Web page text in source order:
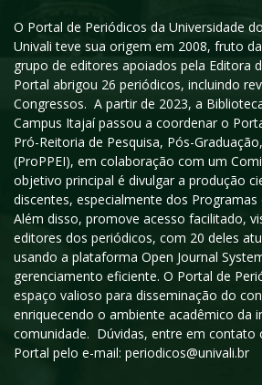
O Portal de Periódicos da Universidade
Univali teve sua origem em 2008, fruto
grupo de editores apoiados pela Editora
Portal abrigou 26 periódicos, incluindo
Congressos. A partir de 2023, a
Campus Itajaí passou a coordenar o
Pró-Reitoria de Pesquisa, Pós-
(ProPPEI), em colaboração com um
objetivo principal é divulgar a produção
discentes, especialmente dos Programas
Além disso, promove acesso facilitado,
editores dos periódicos, com 20 deles
usando a plataforma Open Journal
gerenciamento eficiente. O Portal de
espaço valioso para disseminação do
enriquecendo o ambiente acadêmico da
comunidade. Dúvidas, entre em contato
Portal pelo e-mail: periodicos@univali.br